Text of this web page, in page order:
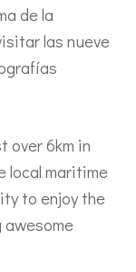
de la
las nueve
over 6km in
local maritime
to enjoy the